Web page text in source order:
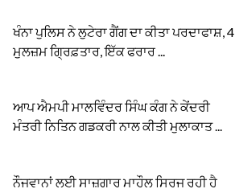
ਖੰਨਾ ਪੁਲਿਸ ਨੇ ਲੁਟੇਰਾ ਗੈਂਗ ਦਾ ਕੀਤਾ ਪਰਦਾਫਾਸ਼, 4
ਮੁਲਜ਼ਮ ਗ੍ਰਿਫ਼ਤਾਰ, ਇੱਕ ਫਰਾਰ ...
ਆਪ ਐਮਪੀ ਮਾਲਵਿੰਦਰ ਸਿੰਘ ਕੰਗ ਨੇ ਕੇਂਦਰੀ
ਮੰਤਰੀ ਨਿਤਿਨ ਗਡਕਰੀ ਨਾਲ ਕੀਤੀ ਮੁਲਾਕਾਤ ...
ਨੌਜਵਾਨਾਂ ਲਈ ਸਾਜ਼ਗਾਰ ਮਾਹੌਲ ਸਿਰਜ ਰਹੀ ਹੈ